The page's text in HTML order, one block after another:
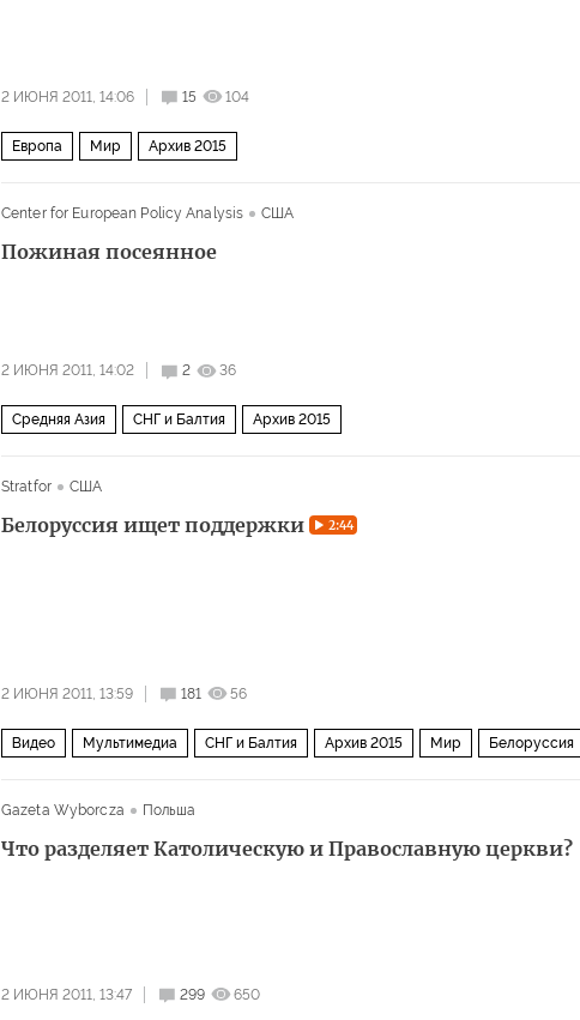
2 ИЮНЯ 2011, 14:06 15 104
Европа Мир Архив 2015
Center for European Policy Analysis США
Пожиная посеянное
2 ИЮНЯ 2011, 14:02 2 36
Средняя Азия СНГ и Балтия Архив 2015
Stratfor США
Белоруссия ищет поддержки 2:44
2 ИЮНЯ 2011, 13:59 181 56
Видео Мультимедиа СНГ и Балтия Архив 2015 Мир Белоруссия
Gazeta Wyborcza Польша
Что разделяет Католическую и Православную церкви?
2 ИЮНЯ 2011, 13:47 299 650